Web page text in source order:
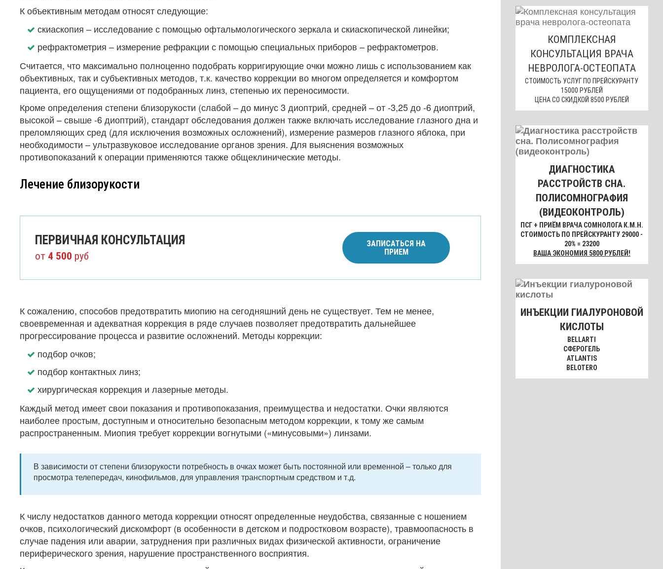
К объективным методам относят следующие:
скиаскопия – исследование с помощью офтальмологического зеркала и скиаскопической линейки;
рефрактометрия – измерение рефракции с помощью специальных приборов – рефрактометров.
Считается, что максимально полноценно подобрать корригирующие очки можно лишь с использованием как
объективных, так и субъективных методов, т.к. качество коррекции во многом определяется и комфортом
пациента, его ощущениями от подобранных линз, степенью их переносимости.
Кроме определения степени близорукости (слабой – до минус 3 диоптрий, средней – от -3,25 до -6 диоптрий,
высокой – свыше -6 диоптрий), стандарт обследования должен также включать исследование глазного дна и
преломляющих сред (для исключения возможных осложнений), измерение размеров глазного яблока, при
необходимости – ультразвуковое исследование органов зрения. Для выяснения возможных
противопоказаний к операции применяются также общеклинические методы.
Лечение близорукости
ПЕРВИЧНАЯ КОНСУЛЬТАЦИЯ
от 4 500 руб
ЗАПИСАТЬСЯ НА
ПРИЕМ
К сожалению, способов предотвратить миопию на сегодняшний день не существует. Тем не менее,
своевременная и адекватная коррекция в ряде случаев позволяет предотвратить дальнейшее
прогрессирование процесса и развитие осложнений. Методы коррекции:
подбор очков;
подбор контактных линз;
хирургическая коррекция и лазерные методы.
Каждый метод имеет свои показания и противопоказания, преимущества и недостатки. Очки являются
наиболее простым, доступным и относительно безопасным методом коррекции, к тому же самым
распространенным. Миопия требует коррекции вогнутыми («минусовыми») линзами.
В зависимости от степени близорукости потребность в очках может быть постоянной или временной – только для
просмотра телепередач, кинофильмов, для управления транспортным средством и т.д.
К числу недостатков данного метода коррекции относят определенные неудобства, связанные с ношением
очков, психологический дискомфорт (в особенности в детском и подростковом возрасте), травмоопасность в
случае падения или аварии, затруднения при различных видах физической активности, ограничение
периферического зрения, нарушение пространственного восприятия.
КОМПЛЕКСНАЯ
КОНСУЛЬТАЦИЯ ВРАЧА
НЕВРОЛОГА-ОСТЕОПАТА
СТОИМОСТЬ УСЛУГ ПО ПРЕЙСКУРАНТУ
15000 РУБЛЕЙ
ЦЕНА СО СКИДКОЙ 8500 РУБЛЕЙ
ДИАГНОСТИКА
РАССТРОЙСТВ СНА.
ПОЛИСОМНОГРАФИЯ
(ВИДЕОКОНТРОЛЬ)
ПСГ + ПРИЁМ ВРАЧА СОМНОЛОГА К.М.Н.
СТОИМОСТЬ ПО ПРЕЙСКУРАНТУ 29000 -
20% = 23200
ВАША ЭКОНОМИЯ 5800 РУБЛЕЙ!
ИНЪЕКЦИИ ГИАЛУРОНОВОЙ
КИСЛОТЫ
BELLARTI
СФЕРОГЕЛЬ
ATLANTIS
BELOTERO